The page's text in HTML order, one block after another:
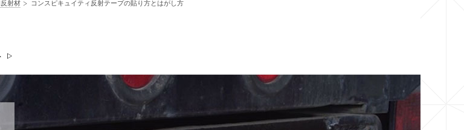
射材 コンスピキュイティ反射テープの貼り方とはがし方